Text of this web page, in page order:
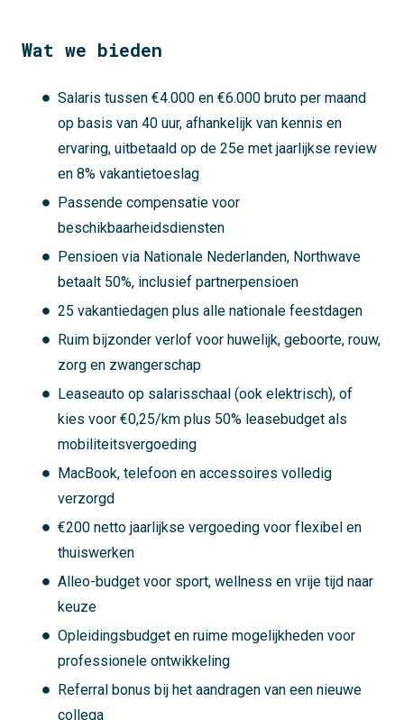
Wat we bieden
Salaris tussen €4.000 en €6.000 bruto per maand
op basis van 40 uur, afhankelijk van kennis en
ervaring, uitbetaald op de 25e met jaarlijkse review
en 8% vakantietoeslag
Passende compensatie voor
beschikbaarheidsdiensten
Pensioen via Nationale Nederlanden, Northwave
betaalt 50%, inclusief partnerpensioen
25 vakantiedagen plus alle nationale feestdagen
Ruim bijzonder verlof voor huwelijk, geboorte, rouw,
zorg en zwangerschap
Leaseauto op salarisschaal (ook elektrisch), of
kies voor €0,25/km plus 50% leasebudget als
mobiliteitsvergoeding
MacBook, telefoon en accessoires volledig
verzorgd
€200 netto jaarlijkse vergoeding voor flexibel en
thuiswerken
Alleo-budget voor sport, wellness en vrije tijd naar
keuze
Opleidingsbudget en ruime mogelijkheden voor
professionele ontwikkeling
Referral bonus bij het aandragen van een nieuwe
collega